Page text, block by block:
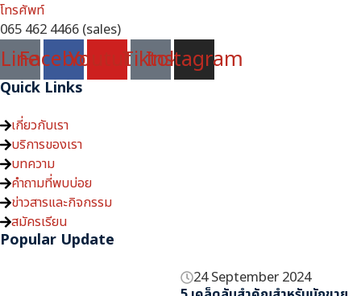
โทรศัพท์
065 462 4466 (sales)
Line
FacebookYoutubeTiktok
Instagram
Quick Links
เกี่ยวกับเรา
บริการของเรา
บทความ
คำถามที่พบบ่อย
ข่าวสารและกิจกรรม
สมัครเรียน
Popular Update
24 September 2024